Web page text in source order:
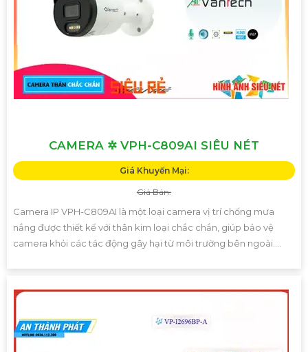
CAMERA ✲ VPH-C809AI SIÊU NÉT
Giá Khuyến Mại:
Giá Bán:
Camera IP VPH-C809AI là một loại camera vị trí chống mưa
nắng được thiết kế với thân kim loại chắc chắn, giúp bảo vệ
camera khỏi các tác động gây hại từ môi trường bên ngoài....